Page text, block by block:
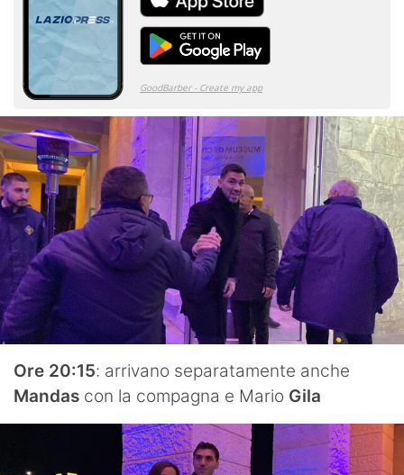
Ore 20:15: arrivano separatamente anche
Mandas con la compagna e Mario Gila